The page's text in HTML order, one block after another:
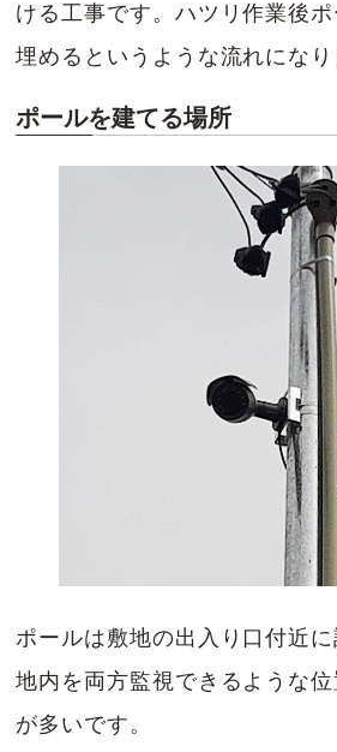
ける工事です。ハツリ作業後
埋めるというような流れになり
ポールを建てる場所
ポールは敷地の出入り口付近
地内を両方監視できるような
が多いです。